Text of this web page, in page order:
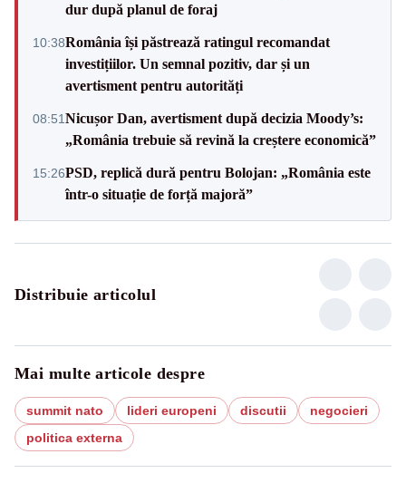
dur după planul de foraj
10:38România își păstrează ratingul recomandat
investițiilor. Un semnal pozitiv, dar și un
avertisment pentru autorități
08:51Nicușor Dan, avertisment după decizia Moody’s:
„România trebuie să revină la creștere economică”
15:26PSD, replică dură pentru Bolojan: „România este
într-o situație de forță majoră”
Distribuie articolul
Mai multe articole despre
summit nato lideri europeni discutii
negocieri
politica externa